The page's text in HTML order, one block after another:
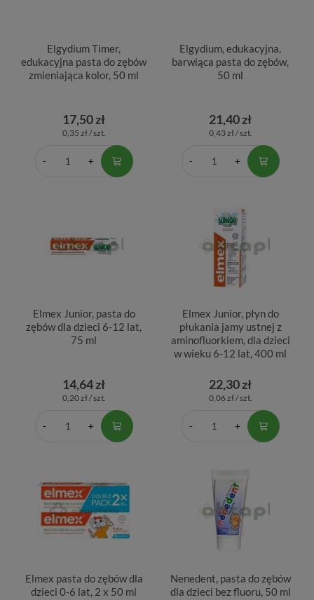
Elgydium Timer,
edukacyjna pasta do zębów
zmieniająca kolor, 50 ml
17,50 zł
0,35 zł / szt.
Elgydium, edukacyjna,
barwiąca pasta do zębów,
50 ml
21,40 zł
0,43 zł / szt.
Elmex Junior, pasta do
zębów dla dzieci 6-12 lat,
75 ml
14,64 zł
0,20 zł / szt.
Elmex Junior, płyn do
płukania jamy ustnej z
aminofluorkiem, dla dzieci
w wieku 6-12 lat, 400 ml
22,30 zł
0,06 zł / szt.
Elmex pasta do zębów dla
dzieci 0-6 lat, 2 x 50 ml
Nenedent, pasta do zębów
dla dzieci bez fluoru, 50 ml